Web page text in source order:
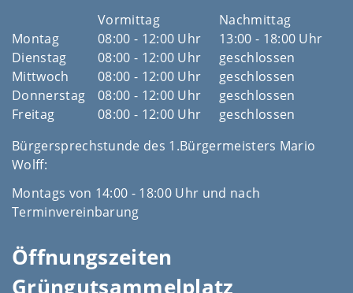
Vormittag
Nachmittag
Montag
08:00 - 12:00 Uhr
13:00 - 18:00 Uhr
Dienstag
08:00 - 12:00 Uhr
geschlossen
Mittwoch
08:00 - 12:00 Uhr
geschlossen
Donnerstag
08:00 - 12:00 Uhr
geschlossen
Freitag
08:00 - 12:00 Uhr
geschlossen
Bürgersprechstunde des 1.Bürgermeisters Mario
Wolff:
Montags von 14:00 - 18:00 Uhr und nach
Terminvereinbarung
Öffnungszeiten
Grüngutsammelplatz